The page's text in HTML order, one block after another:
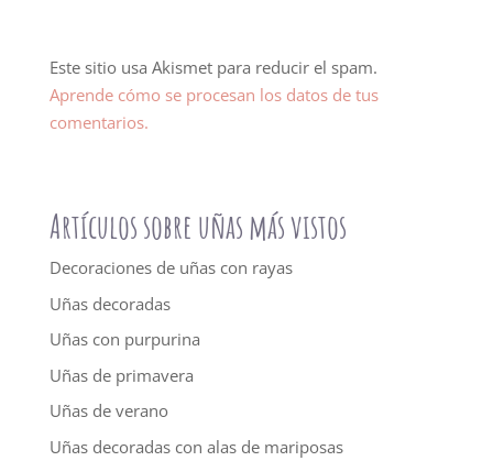
Este sitio usa Akismet para reducir el spam.
Aprende cómo se procesan los datos de tus
comentarios.
Artículos sobre uñas más vistos
Decoraciones de uñas con rayas
Uñas decoradas
Uñas con purpurina
Uñas de primavera
Uñas de verano
Uñas decoradas con alas de mariposas